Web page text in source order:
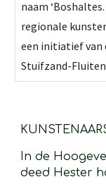
naam
regionale
een initiatief van
Stuifzand-
In de
deed Hester